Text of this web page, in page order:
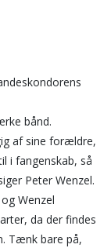
bånd.
af sine forældre,
i fangenskab, så
Peter Wenzel.
Wenzel
da der findes
Tænk bare på,